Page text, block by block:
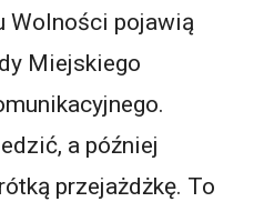
Wolności pojawią
Miejskiego
a później
przejażdżkę. To